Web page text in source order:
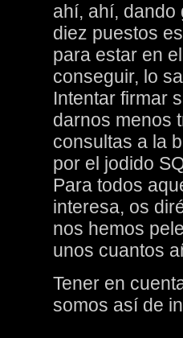
ahí, ahí, dando
diez puestos
para estar en
conseguir, lo
Intentar firmar
darnos menos
consultas a la
por el jodido
Para todos
interesa, os
nos hemos
unos cuantos
Tener en
somos así de